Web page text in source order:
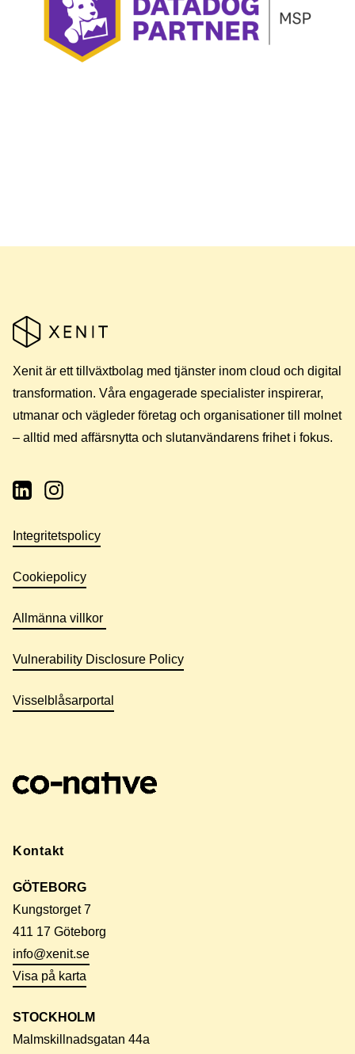
Xenit är ett tillväxtbolag med tjänster inom cloud och digital
transformation. Våra engagerade specialister inspirerar,
utmanar och vägleder företag och organisationer till molnet
– alltid med affärsnytta och slutanvändarens frihet i fokus.
Integritetspolicy
Cookiepolicy
Allmänna villkor
Vulnerability Disclosure Policy
Visselblåsarportal
Kontakt
GÖTEBORG
Kungstorget 7
411 17 Göteborg
info@xenit.se
Visa på karta
STOCKHOLM
Malmskillnadsgatan 44a